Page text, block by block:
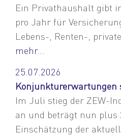
Ein Privathaushalt gibt
pro Jahr für
Lebens-, Renten-, private
mehr...
25.07.2026
Konjunkturerwartungen
Im Juli stieg der ZEW-
an und beträgt nun
Einschätzung der